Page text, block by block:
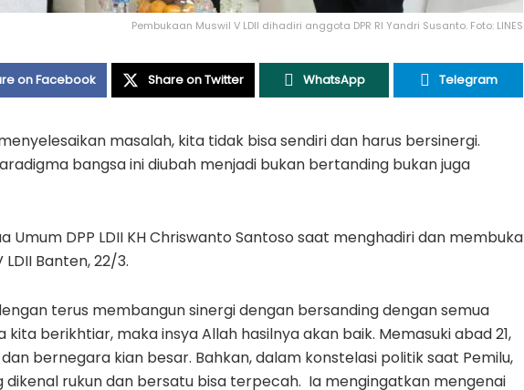
Pembukaan Muswil V LDII dihadiri anggota DPR RI Yandri Susanto. Foto: LINES
on Facebook Share on Twitter WhatsApp Telegram
masalah, kita tidak bisa sendiri dan harus bersinergi.
bangsa ini diubah menjadi bukan bertanding bukan juga
Umum DPP LDII KH Chriswanto Santoso saat menghadiri dan membuka
Banten, 22/3.
terus membangun sinergi dengan bersanding dengan semua
berikhtiar, maka insya Allah hasilnya akan baik. Memasuki abad 21,
bernegara kian besar. Bahkan, dalam konstelasi politik saat Pemilu,
dikenal rukun dan bersatu bisa terpecah. Ia mengingatkan mengenai